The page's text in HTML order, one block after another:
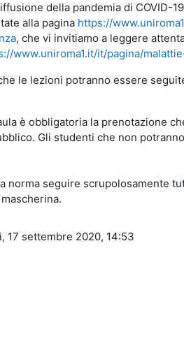
della pandemia di COVID-
alla pagina https://
, che vi invitiamo a leggere
www.uniroma1.it/it/pagina/
le lezioni potranno essere
è obbligatoria la prenotazione
Gli studenti che non
norma seguire scrupolosamente
17 settembre 2020, 14:53